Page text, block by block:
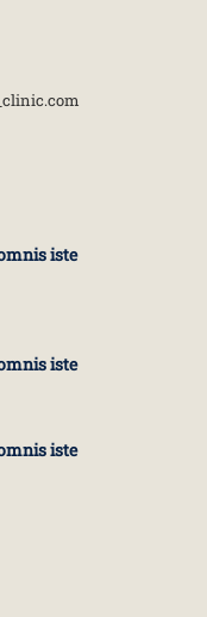
iste
iste
iste